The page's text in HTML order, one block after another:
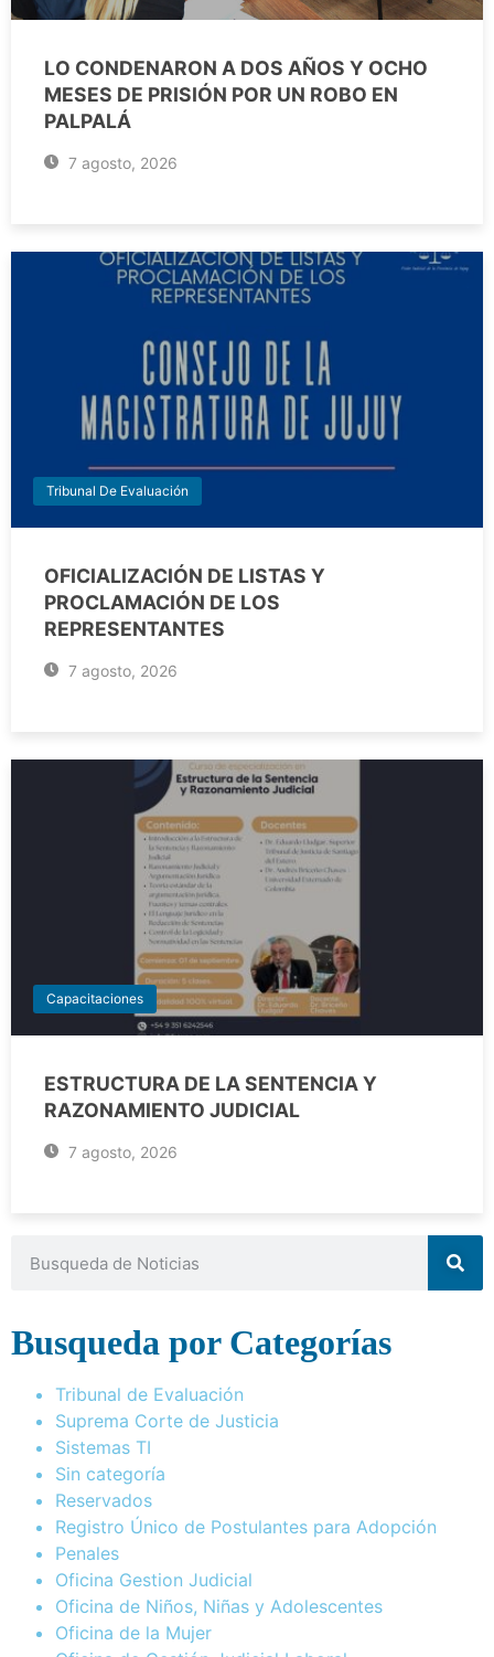
LO CONDENARON A DOS AÑOS Y OCHO
MESES DE PRISIÓN POR UN ROBO EN
PALPALÁ
7 agosto, 2026
Tribunal De Evaluación
OFICIALIZACIÓN DE LISTAS Y
PROCLAMACIÓN DE LOS
REPRESENTANTES
7 agosto, 2026
Capacitaciones
ESTRUCTURA DE LA SENTENCIA Y
RAZONAMIENTO JUDICIAL
7 agosto, 2026
Busqueda por Categorías
Tribunal de Evaluación
Suprema Corte de Justicia
Sistemas TI
Sin categoría
Reservados
Registro Único de Postulantes para Adopción
Penales
Oficina Gestion Judicial
Oficina de Niños, Niñas y Adolescentes
Oficina de la Mujer